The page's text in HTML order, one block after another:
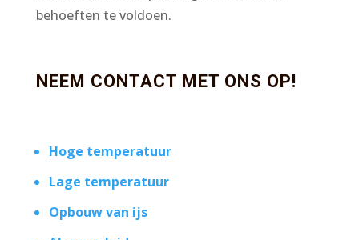
behoeften te voldoen.
NEEM CONTACT MET ONS OP!
Hoge temperatuur
Lage temperatuur
Opbouw van ijs